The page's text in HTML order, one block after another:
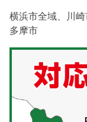
横浜市全域、川
多摩市